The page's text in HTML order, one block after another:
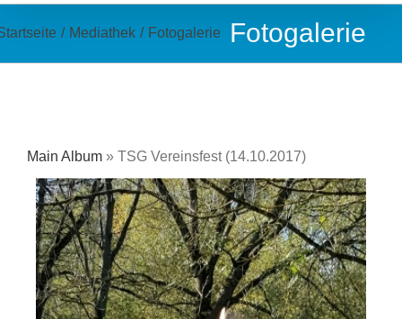
Fotogalerie
/ Mediathek / Fotogalerie
Main Album» TSG Vereinsfest (14.10.2017)